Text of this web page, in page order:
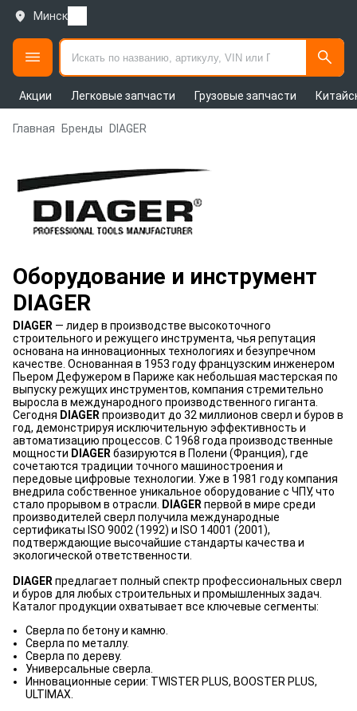
Минск
Акции Легковые запчасти Грузовые запчасти
Главная Бренды DIAGER
Оборудование и инструмент
DIAGER
DIAGER — лидер в производстве высокоточного
строительного и режущего инструмента, чья репутация
основана на инновационных технологиях и безупречном
качестве. Основанная в 1953 году французским инженером
Пьером Дефужером в Париже как небольшая мастерская по
выпуску режущих инструментов, компания стремительно
выросла в международного производственного гиганта.
Сегодня DIAGER производит до 32 миллионов сверл и буров в
год, демонстрируя исключительную эффективность и
автоматизацию процессов. С 1968 года производственные
мощности DIAGER базируются в Полени (Франция), где
сочетаются традиции точного машиностроения и
передовые цифровые технологии. Уже в 1981 году компания
внедрила собственное уникальное оборудование с ЧПУ, что
стало прорывом в отрасли.
DIAGER первой в мире среди
производителей сверл получила международные
сертификаты ISO 9002 (1992) и ISO 14001 (2001),
подтверждающие высочайшие стандарты качества и
экологической ответственности.
DIAGER предлагает полный спектр профессиональных сверл
и буров для любых строительных и промышленных задач.
Каталог продукции охватывает все ключевые сегменты:
Сверла по бетону и камню.
Сверла по металлу.
Сверла по дереву.
Универсальные сверла.
Инновационные серии: TWISTER PLUS, BOOSTER PLUS,
ULTIMAX.